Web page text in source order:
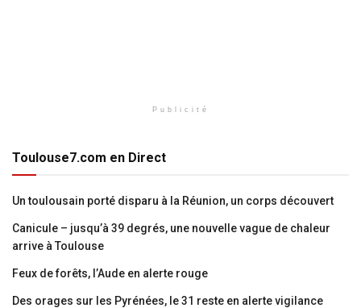
Publicité
Toulouse7.com en Direct
Un toulousain porté disparu à la Réunion, un corps découvert
Canicule – jusqu’à 39 degrés, une nouvelle vague de chaleur
arrive à Toulouse
Feux de forêts, l’Aude en alerte rouge
Des orages sur les Pyrénées, le 31 reste en alerte vigilance